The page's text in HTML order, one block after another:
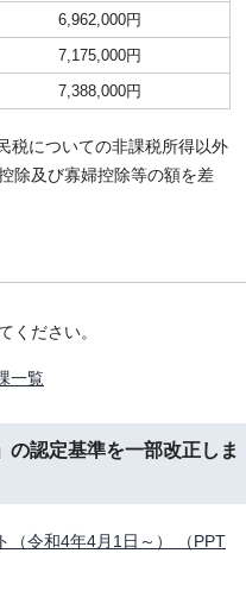
6,962,000円
7,175,000円
7,388,000円
税についての非課税所得以外
除及び寡婦控除等の額を差
ください。
一覧
認定基準を一部改正しま
（令和4年4月1日～） （PPT